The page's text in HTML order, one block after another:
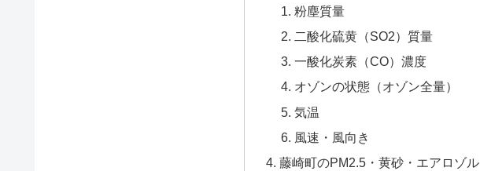
粉塵質量
二酸化硫黄（SO2）質量
一酸化炭素（CO）濃度
オゾンの状態（オゾン全量）
気温
風速・風向き
藤崎町のPM2.5・黄砂・エアロゾル